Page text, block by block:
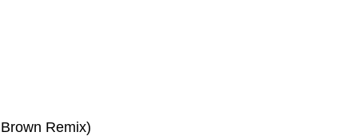
Remix)